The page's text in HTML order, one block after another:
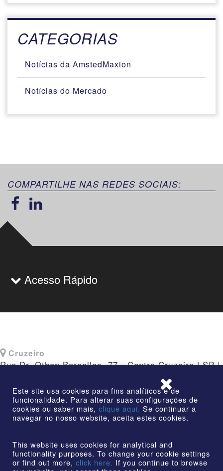
CATEGORIAS
Notícias da AmstedMaxion
Notícias do Mercado
COMPARTILHE NAS REDES SOCIAIS:
Acesso Rápido
Cruzeiro
Rua Dr. Othon Barcellos, 77 - Centro Cruzeiro | SP |
direitos reservados
Este site usa cookies para fins analíticos e de
funcionalidade. Para alterar suas configurações de
cookies ou saber mais, clique aqui. Se continuar a
navegar no nosso website, aceita estes cookies.
This website uses cookies for analytical and
functionality purposes. To change your cookie settings
or find out more, click here. If you continue to browse